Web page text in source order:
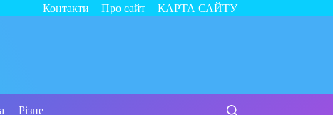
Контакти Про сайт КАРТА САЙТУ
Різне